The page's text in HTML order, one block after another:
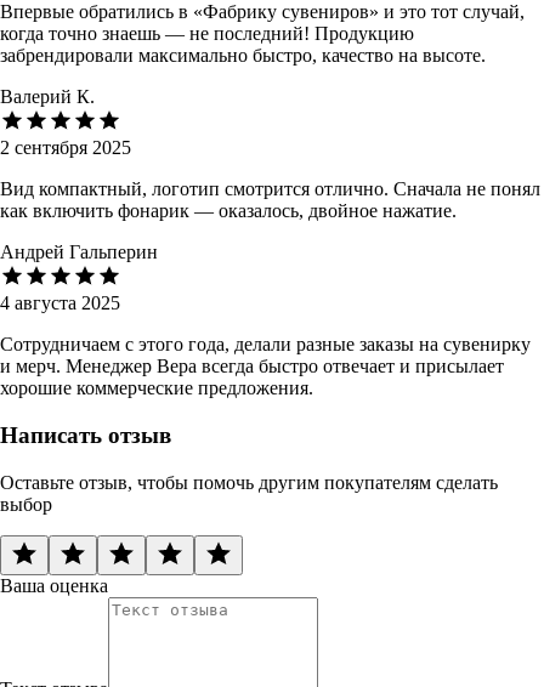
Впервые обратились в «Фабрику сувениров» и это тот случай,
когда точно знаешь — не последний! Продукцию
забрендировали максимально быстро, качество на высоте.
Валерий К.
2 сентября 2025
Вид компактный, логотип смотрится отлично. Сначала не понял
как включить фонарик — оказалось, двойное нажатие.
Андрей Гальперин
4 августа 2025
Сотрудничаем с этого года, делали разные заказы на сувенирку
и мерч. Менеджер Вера всегда быстро отвечает и присылает
хорошие коммерческие предложения.
Написать отзыв
Оставьте отзыв, чтобы помочь другим покупателям сделать
выбор
Ваша оценка